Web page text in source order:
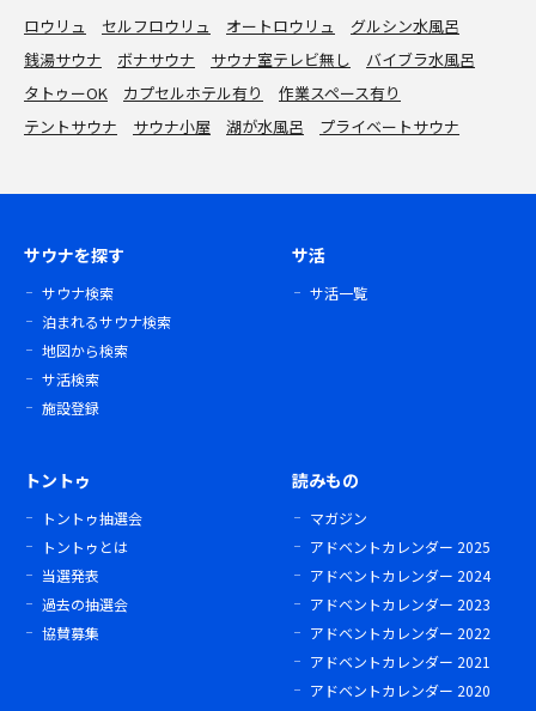
ロウリュ セルフロウリュ オートロウリュ
グルシン水風呂
銭湯サウナ
ボナサウナ サウナ室テレビ無し
バイブラ水風呂
タトゥーOK
カプセルホテル有り
作業スペース有り
テントサウナ
サウナ小屋 湖が水風呂 プライベートサウナ
サウナを探す
サウナ検索
泊まれるサウナ検索
地図から検索
サ活検索
施設登録
サ活
サ活一覧
トントゥ
トントゥ抽選会
トントゥとは
当選発表
過去の抽選会
協賛募集
読みもの
マガジン
アドベントカレンダー 2025
アドベントカレンダー 2024
アドベントカレンダー 2023
アドベントカレンダー 2022
アドベントカレンダー 2021
アドベントカレンダー 2020